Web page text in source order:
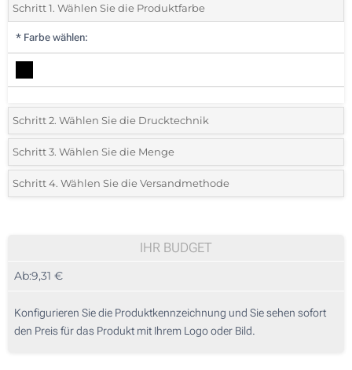
Schritt 1. Wählen Sie die Produktfarbe
* Farbe wählen:
Schritt 2. Wählen Sie die Drucktechnik
*Wählen Sie die Druck- und Farbtechniken für Ihr Logo:
1 Farbig (Auf einer Seite)
Schritt 3. Wählen Sie die Menge
*Bitte wählen Sie Ihre gewünschte Menge
10
50
Schritt 4. Wählen Sie die Versandmethode
IHR BUDGET
Ab:9,31 €
Konfigurieren Sie die Produktkennzeichnung und Sie sehen sofort
den Preis für das Produkt mit Ihrem Logo oder Bild.